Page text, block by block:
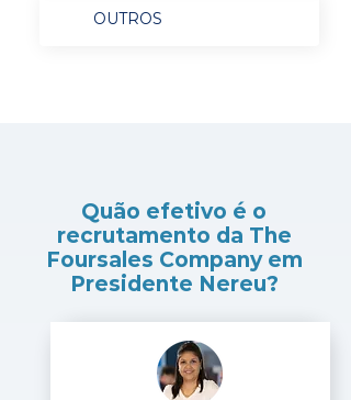
OUTROS
Quão efetivo é o
recrutamento da The
Foursales Company em
Presidente Nereu?